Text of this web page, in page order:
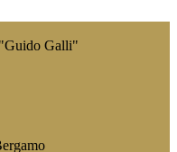
Galli"